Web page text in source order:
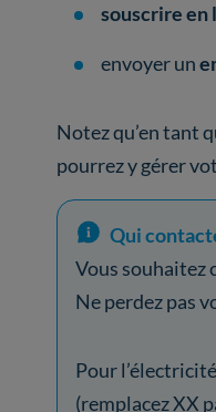
souscrire en
envoyer un
Notez qu’en tant
pourrez y gérer
Qui
Vous souhaitez
Ne perdez pas
Pour
(remplacez XX